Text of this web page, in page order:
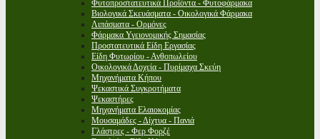
Φυτοπροστατευτικά Προϊόντα - Φυτοφάρμακα
Βιολογικά Σκευάσματα - Οικολογικά Φάρμακα
Λιπάσματα - Ορμόνες
Φάρμακα Υγειονομικής Σημασίας
Προστατευτικά Είδη Εργασίας
Είδη Φυτωρίου - Ανθοπωλείου
Οικολογικά Δοχεία - Πυρίμαχα Σκεύη
Μηχανήματα Κήπου
Ψεκαστικά Συγκροτήματα
Ψεκαστήρες
Μηχανήματα Ελαιοκομίας
Μουσαμάδες - Δίχτυα - Πανιά
Γλάστρες - Φερ Φορζέ